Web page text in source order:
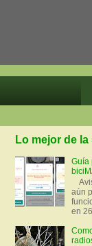
en
Lo mejor de la
Guía
aún
en